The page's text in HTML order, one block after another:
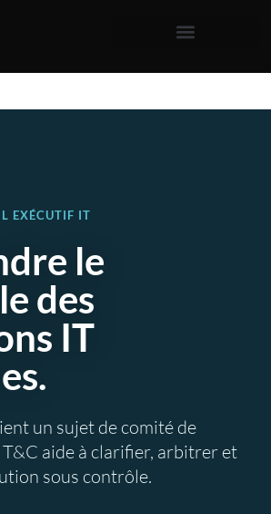
EXÉCUTIF IT
le
des
IT
un sujet de comité de
aide à clarifier, arbitrer et
sous contrôle.